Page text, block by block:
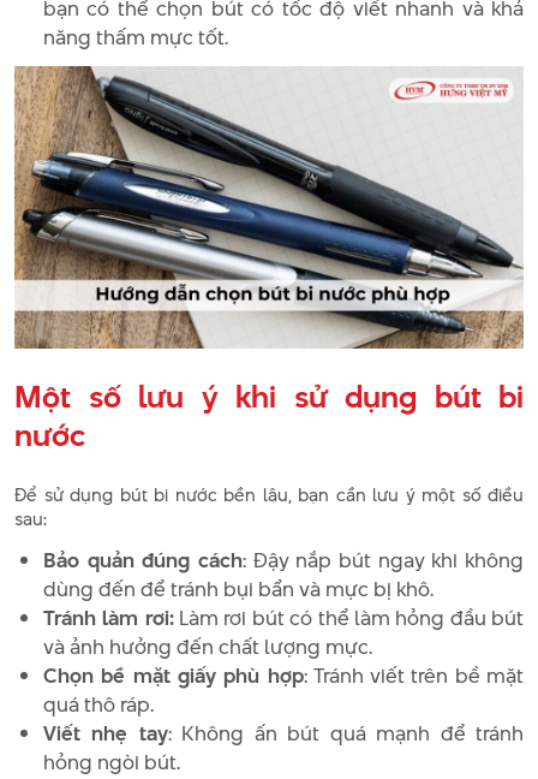
bạn có thể chọn bút có tốc độ viết nhanh và khả
năng thấm mực tốt.
Một số lưu ý khi sử dụng bút bi
nước
Để sử dụng bút bi nước bền lâu, bạn cần lưu ý một số điều
sau:
Bảo quản đúng cách: Đậy nắp bút ngay khi không
dùng đến để tránh bụi bẩn và mực bị khô.
Tránh làm rơi:Làm rơi bút có thể làm hỏng đầu bút
và ảnh hưởng đến chất lượng mực.
Chọn bề mặt giấy phù hợp: Tránh viết trên bề mặt
quá thô ráp.
Viết nhẹ tay: Không ấn bút quá mạnh để tránh
hỏng ngòi bút.